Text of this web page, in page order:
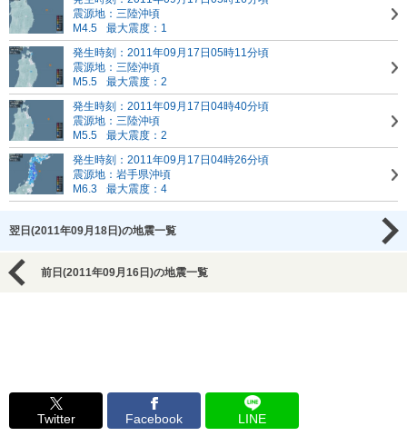
震源地：三陸沖頃
M4.5
最大震度：1
発生時刻：2011年09月17日05時11分頃
震源地：三陸沖頃
M5.5
最大震度：2
発生時刻：2011年09月17日04時40分頃
震源地：三陸沖頃
M5.5
最大震度：2
発生時刻：2011年09月17日04時26分頃
震源地：岩手県沖頃
M6.3
最大震度：4
翌日(2011年09月18日)の地震一覧
前日(2011年09月16日)の地震一覧
Twitter Facebook LINE